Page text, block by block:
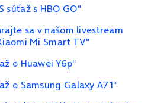
súťaž s HBO GO"
sa v našom livestream
Mi Smart TV"
o Huawei Y6p“
o Samsung Galaxy A71“